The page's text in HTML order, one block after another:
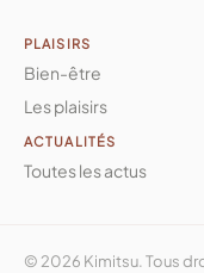
PLAISIRS
Bien-être
Les plaisirs
ACTUALITÉS
Toutes les actus
© 2026 Kimitsu. Tous